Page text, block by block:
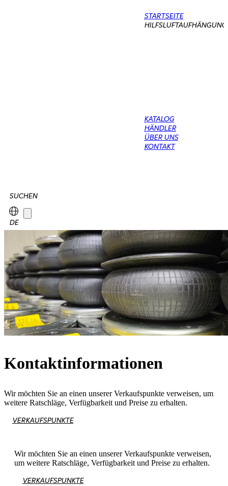
STARTSEITE
HILFSLUFTAUFHÄNGUNG
KATALOG
HÄNDLER
ÜBER UNS
KONTAKT
SUCHEN
DE
Kontaktinformationen
Wir möchten Sie an einen unserer Verkaufspunkte verweisen, um
weitere Ratschläge, Verfügbarkeit und Preise zu erhalten.
VERKAUFSPUNKTE
Wir möchten Sie an einen unserer Verkaufspunkte verweisen,
um weitere Ratschläge, Verfügbarkeit und Preise zu erhalten.
VERKAUFSPUNKTE